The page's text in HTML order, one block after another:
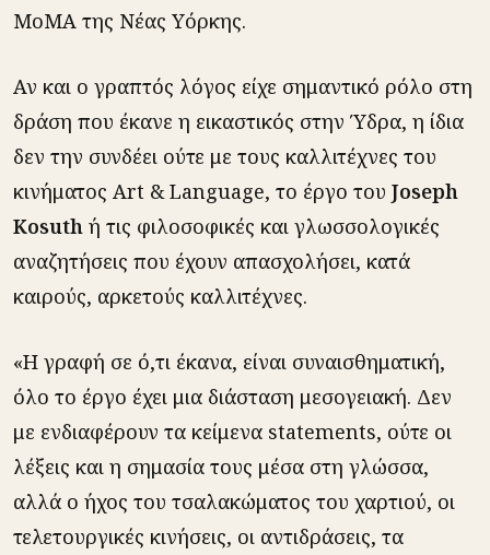
ΜοΜΑ της Νέας Υόρκης.
Αν και ο γραπτός λόγος είχε σημαντικό ρόλο στη
δράση που έκανε η εικαστικός στην Ύδρα, η ίδια
δεν την συνδέει ούτε με τους καλλιτέχνες του
κινήματος Art & Language, το έργο του Joseph
Kosuth ή τις φιλοσοφικές και γλωσσολογικές
αναζητήσεις που έχουν απασχολήσει, κατά
καιρούς, αρκετούς καλλιτέχνες.
«Η γραφή σε ό,τι έκανα, είναι συναισθηματική,
όλο το έργο έχει μια διάσταση μεσογειακή. Δεν
με ενδιαφέρουν τα κείμενα statements, ούτε οι
λέξεις και η σημασία τους μέσα στη γλώσσα,
αλλά ο ήχος του τσαλακώματος του χαρτιού, οι
τελετουργικές κινήσεις, οι αντιδράσεις, τα